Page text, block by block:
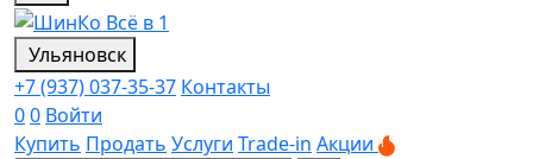
Ульяновск
+7 (937) 037-35-37 Контакты
00 Войти
Купить Продать Услуги Trade-in Акции